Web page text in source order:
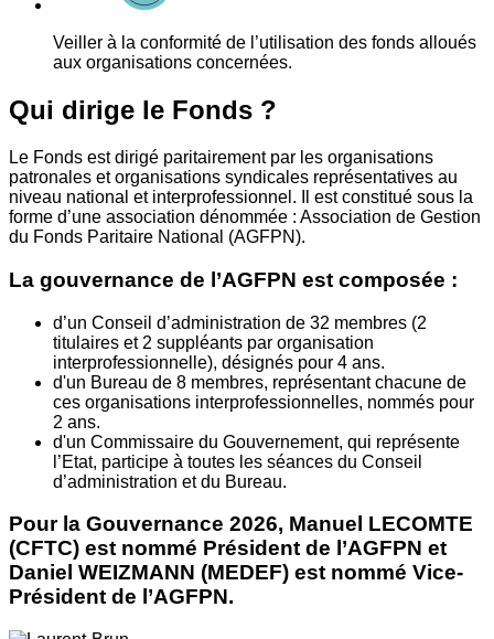
Veiller à la conformité de l’utilisation des fonds alloués
aux organisations concernées.
Qui dirige le Fonds ?
Le Fonds est dirigé paritairement par les organisations
patronales et organisations syndicales représentatives au
niveau national et interprofessionnel. Il est constitué sous la
forme d’une association dénommée : Association de Gestion
du Fonds Paritaire National (AGFPN).
La gouvernance de l’AGFPN est composée :
d’un Conseil d’administration de 32 membres (2
titulaires et 2 suppléants par organisation
interprofessionnelle), désignés pour 4 ans.
d'un Bureau de 8 membres, représentant chacune de
ces organisations interprofessionnelles, nommés pour
2 ans.
d'un Commissaire du Gouvernement, qui représente
l’Etat, participe à toutes les séances du Conseil
d’administration et du Bureau.
Pour la Gouvernance 2026, Manuel LECOMTE
(CFTC) est nommé Président de l’AGFPN et
Daniel WEIZMANN (MEDEF) est nommé Vice-
Président de l’AGFPN.